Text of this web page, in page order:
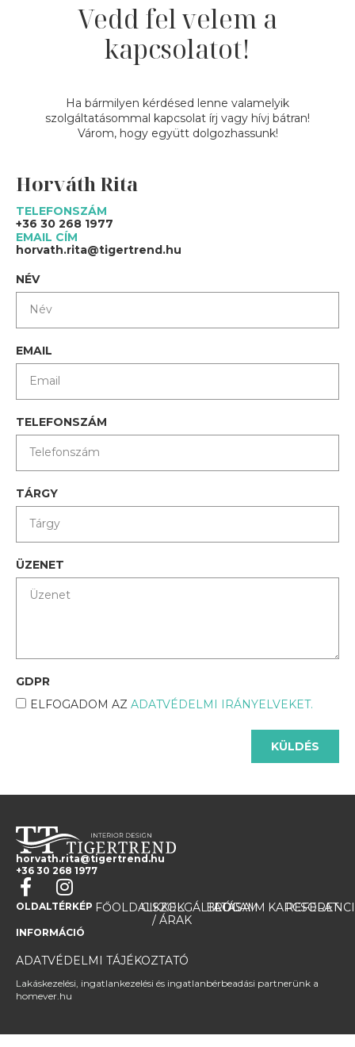
Vedd fel velem a
kapcsolatot!
Ha bármilyen kérdésed lenne valamelyik
szolgáltatásommal kapcsolat írj vagy hívj bátran!
Várom, hogy együtt dolgozhassunk!
Horváth Rita
TELEFONSZÁM
+36 30 268 1977
EMAIL CÍM
horvath.rita@tigertrend.hu
NÉV
EMAIL
TELEFONSZÁM
TÁRGY
ÜZENET
GDPR
ELFOGADOM AZ ADATVÉDELMI IRÁNYELVEKET.
KÜLDÉS
horvath.rita@tigertrend.hu
+36 30 268 1977
OLDALTÉRKÉP FŐOLDALCIKKEK
SZOLGÁLTATÁSAIM
/ ÁRAK
BLOG
RÓLAM KAPCSOLAT
INFORMÁCIÓ
ADATVÉDELMI TÁJÉKOZTATÓ
Lakáskezelési, ingatlankezelési és ingatlanbérbeadási partnerünk a
homever.hu